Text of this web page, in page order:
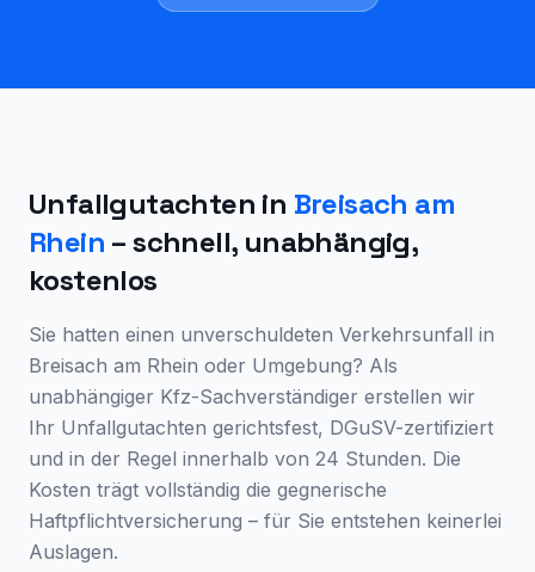
Unfallgutachten in Breisach am
Rhein – schnell, unabhängig,
kostenlos
Sie hatten einen unverschuldeten Verkehrsunfall in
Breisach am Rhein oder Umgebung? Als
unabhängiger Kfz-Sachverständiger erstellen wir
Ihr Unfallgutachten gerichtsfest, DGuSV-zertifiziert
und in der Regel innerhalb von 24 Stunden. Die
Kosten trägt vollständig die gegnerische
Haftpflichtversicherung – für Sie entstehen keinerlei
Auslagen.